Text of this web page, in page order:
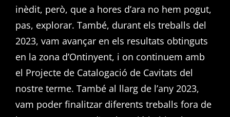
inèdit, però, que a hores d’ara no hem pogut,
pas, explorar. També, durant els treballs del
2023, vam avançar en els resultats obtinguts
en la zona d’Ontinyent, i on continuem amb
el Projecte de Catalogació de Cavitats del
nostre terme. També al llarg de l’any 2023,
vam poder finalitzar diferents treballs fora de